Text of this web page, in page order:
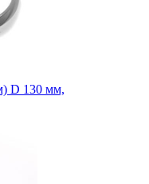
D 130 мм,